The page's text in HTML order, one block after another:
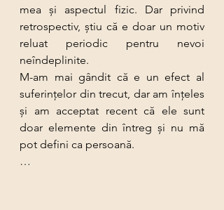
mea şi aspectul fizic. Dar privind
retrospectiv, știu că e doar un motiv
reluat periodic pentru nevoi
neîndeplinite.
M-am mai gândit că e un efect al
suferințelor din trecut, dar am înțeles
şi am acceptat recent că ele sunt
doar elemente din întreg şi nu mă
pot defini ca persoană.
…